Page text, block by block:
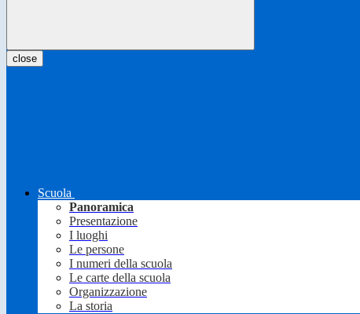
close
Scuola
Panoramica
Presentazione
I luoghi
Le persone
I numeri della scuola
Le carte della scuola
Organizzazione
La storia